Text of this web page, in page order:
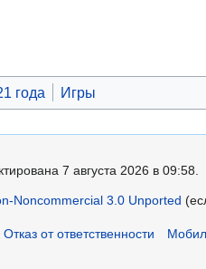
года Игры
7 августа 2026 в 09:58.
Noncommercial 3.0 Unported
Отказ от ответственности